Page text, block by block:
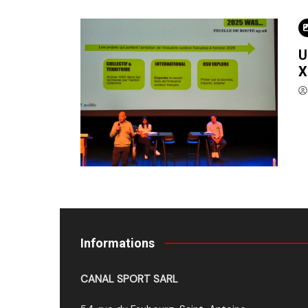
Informations
CANAL SPORT SARL